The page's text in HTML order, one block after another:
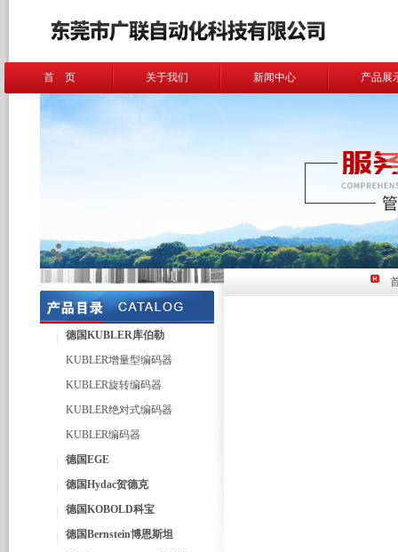
首 页 关于我们 新闻中心 产品展
德国KUBLER库伯勒
KUBLER增量型编码器
KUBLER旋转编码器
KUBLER绝对式编码器
KUBLER编码器
德国EGE
德国Hydac贺德克
德国KOBOLD科宝
德国Bernstein博恩斯坦